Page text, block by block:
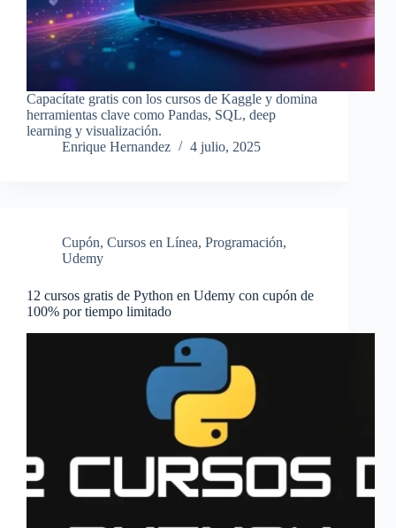
Capacítate gratis con los cursos de Kaggle y domina
herramientas clave como Pandas, SQL, deep
learning y visualización.
Enrique Hernandez
4 julio, 2025
Cupón, Cursos en Línea, Programación,
Udemy
12 cursos gratis de Python en Udemy con cupón de
100% por tiempo limitado